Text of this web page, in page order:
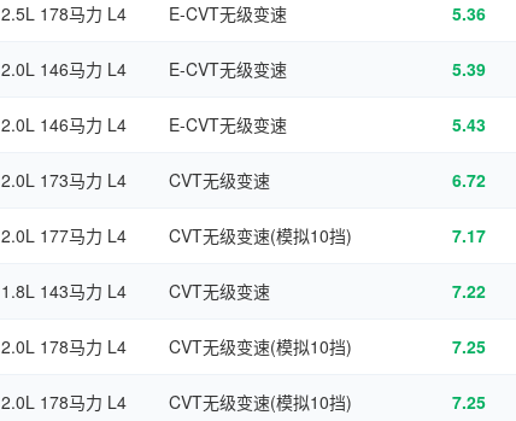
2.5L 178马力 L4 E-CVT无级变速 5.36
2.0L 146马力 L4 E-CVT无级变速 5.39
2.0L 146马力 L4 E-CVT无级变速 5.43
2.0L 173马力 L4 CVT无级变速 6.72
2.0L 177马力 L4 CVT无级变速(模拟10挡) 7.17
1.8L 143马力 L4 CVT无级变速 7.22
2.0L 178马力 L4 CVT无级变速(模拟10挡) 7.25
2.0L 178马力 L4 CVT无级变速(模拟10挡) 7.25